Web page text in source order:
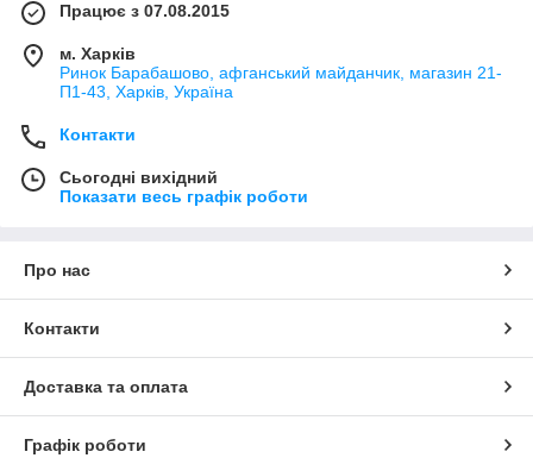
Працює з 07.08.2015
м. Харків
Ринок Барабашово, афганський майданчик, магазин 21-
П1-43, Харків, Україна
Контакти
Сьогодні вихідний
Показати весь графік роботи
Про нас
Контакти
Доставка та оплата
Графік роботи